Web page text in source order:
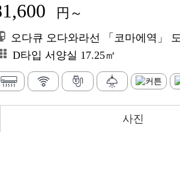
円～
오다큐 오다와라선 「코마에역」
D타입 서양실 17.25㎡
사진